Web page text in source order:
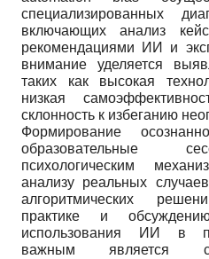
специализированных
включающих анализ
рекомендациями ИИ и
внимание уделяется
таких как высокая
низкая
склонность к избеганию
Формирование
образовательные
психологическим
анализу реальных
алгоритмических
практике и
использования ИИ в
важным является